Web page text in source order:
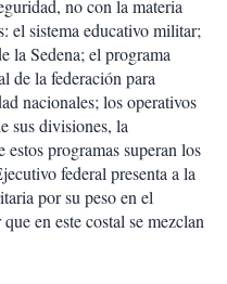
no con la materia
el sistema educativo militar;
la Sedena; el programa
de la federación para
nacionales; los operativos
sus divisiones, la
programas superan los
federal presenta a la
por su peso en el
en este costal se mezclan